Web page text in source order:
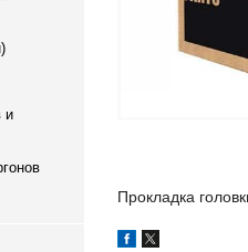
Прокладка
и